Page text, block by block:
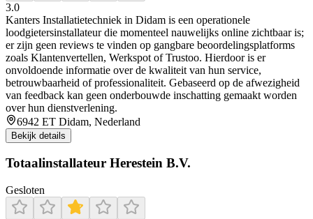
3.0
Kanters Installatietechniek in Didam is een operationele
loodgietersinstallateur die momenteel nauwelijks online zichtbaar is;
er zijn geen reviews te vinden op gangbare beoordelingsplatforms
zoals Klantenvertellen, Werkspot of Trustoo. Hierdoor is er
onvoldoende informatie over de kwaliteit van hun service,
betrouwbaarheid of professionaliteit. Gebaseerd op de afwezigheid
van feedback kan geen onderbouwde inschatting gemaakt worden
over hun dienstverlening.
6942 ET Didam, Nederland
Bekijk details
Totaalinstallateur Herestein B.V.
Gesloten